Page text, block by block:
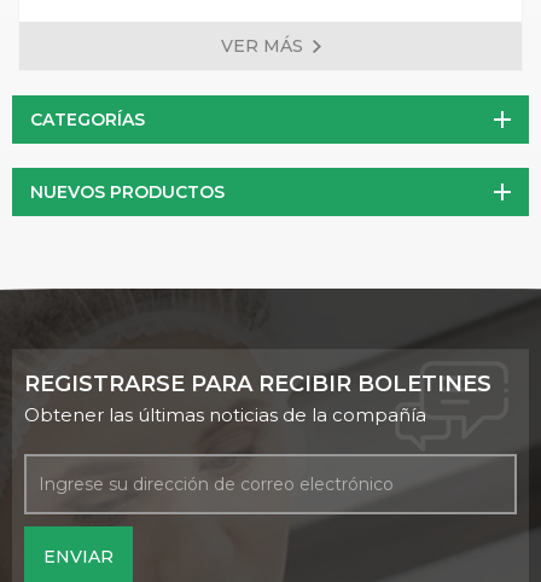
tratar varios tipos de depresión, trastornos de ansiedad
acompañados de síntomas depresivos y trastornos del
VER MÁS
CATEGORÍAS
NUEVOS PRODUCTOS
REGISTRARSE PARA RECIBIR BOLETINES
Obtener las últimas noticias de la compañía